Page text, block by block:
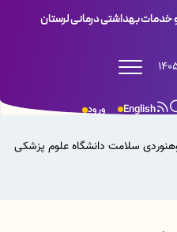
خدمات بهداشتی درمانی لرستان
ورود English
سلامت دانشگاه علوم پزشکی